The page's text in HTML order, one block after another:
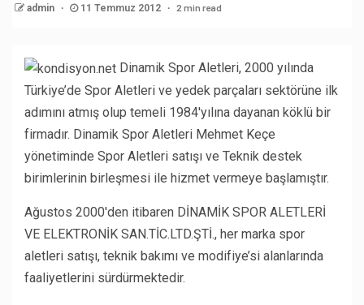
admin 11 Temmuz 2012 2 min read
Dinamik Spor Aletleri, 2000 yılında
Türkiye’de Spor Aletleri ve yedek parçaları sektörüne ilk
adımını atmış olup temeli 1984′yılına dayanan köklü bir
firmadır. Dinamik Spor Aletleri Mehmet Keçe
yönetiminde Spor Aletleri satışı ve Teknik destek
birimlerinin birleşmesi ile hizmet vermeye başlamıştır.
Ağustos 2000′den itibaren DİNAMİK SPOR ALETLERİ
VE ELEKTRONİK SAN.TİC.LTD.ŞTİ., her marka spor
aletleri satışı, teknik bakımı ve modifiye’si alanlarında
faaliyetlerini sürdürmektedir.